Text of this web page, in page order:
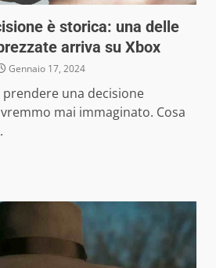
è storica: una delle
arriva su Xbox
Gennaio 17, 2024
una decisione
mai immaginato. Cosa